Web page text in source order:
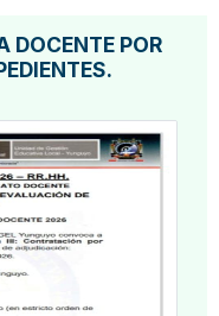
DOCENTE POR